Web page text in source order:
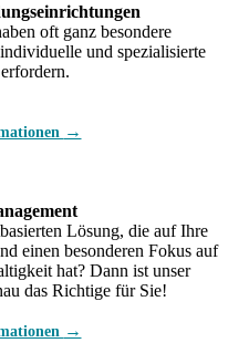
oft ganz besondere
und spezialisierte
→
Lösung, die auf Ihre
einen besonderen Fokus auf
hat? Dann ist unser
das Richtige für Sie!
→